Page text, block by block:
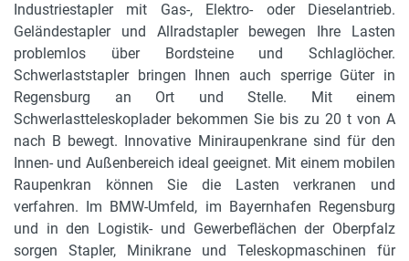
Industriestapler mit Gas-, Elektro- oder Dieselantrieb.
Geländestapler und Allradstapler bewegen Ihre Lasten
problemlos über Bordsteine und Schlaglöcher.
Schwerlaststapler bringen Ihnen auch sperrige Güter in
Regensburg an Ort und Stelle. Mit einem
Schwerlastteleskoplader bekommen Sie bis zu 20 t von A
nach B bewegt. Innovative Miniraupenkrane sind für den
Innen- und Außenbereich ideal geeignet. Mit einem mobilen
Raupenkran können Sie die Lasten verkranen und
verfahren. Im BMW-Umfeld, im Bayernhafen Regensburg
und in den Logistik- und Gewerbeflächen der Oberpfalz
sorgen Stapler, Minikrane und Teleskopmaschinen für